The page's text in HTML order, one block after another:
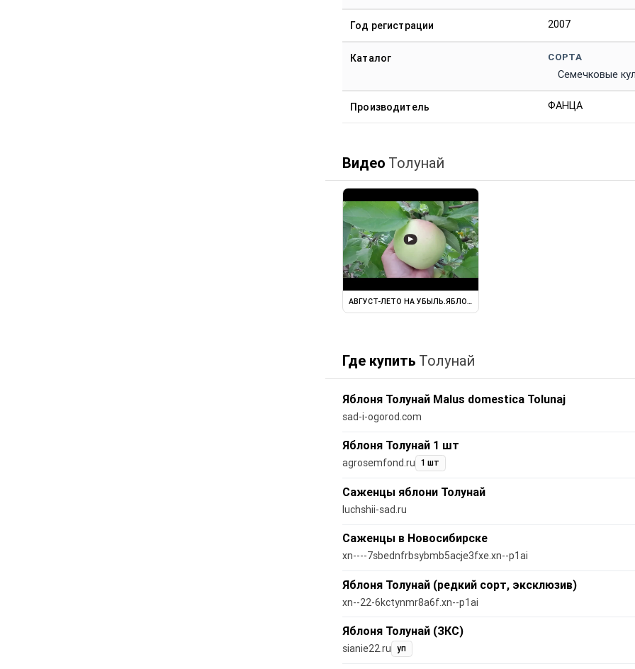
Год регистрации 2007
Каталог СОРТА
Семечковые
Производитель ФАНЦА
Видео Толунай
▶
АВГУСТ-ЛЕТО НА УБЫЛЬ.ЯБЛОНИ ТОЛУНАЙ,ФЕНИКС АЛТАЙСКИЙ ...
Где купить Толунай
Яблоня Толунай Malus domestica Tolunaj
sad-i-ogorod.com
Яблоня Толунай 1 шт
agrosemfond.ru 1 шт
Саженцы яблони Толунай
luchshii-sad.ru
Саженцы в Новосибирске
xn----7sbednfrbsybmb5acje3fxe.xn--p1ai
Яблоня Толунай (редкий сорт, эксклюзив)
xn--22-6kctynmr8a6f.xn--p1ai
Яблоня Толунай (ЗКС)
sianie22.ru уп